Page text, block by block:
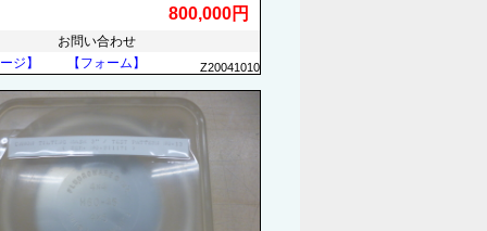
800,000円
お問い合わせ
ジ】
【フォーム】 Z20041010